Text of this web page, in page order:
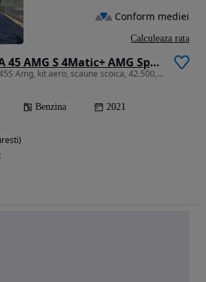
Mercedes-Benz A 45 AMG S 4Matic+ AMG Speedshift DCT 8G Advanced-Plus
1991 cm3 • 421 CP • A45S Amg, kit aero, scaune scoica, 42.500,00 euro +TVA dedu, 20.617 km
Benzina 2021
Conform mediei
Calculeaza rata